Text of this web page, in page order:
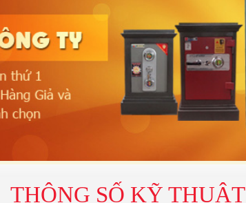
THÔNG SỐ KỸ THUẬT